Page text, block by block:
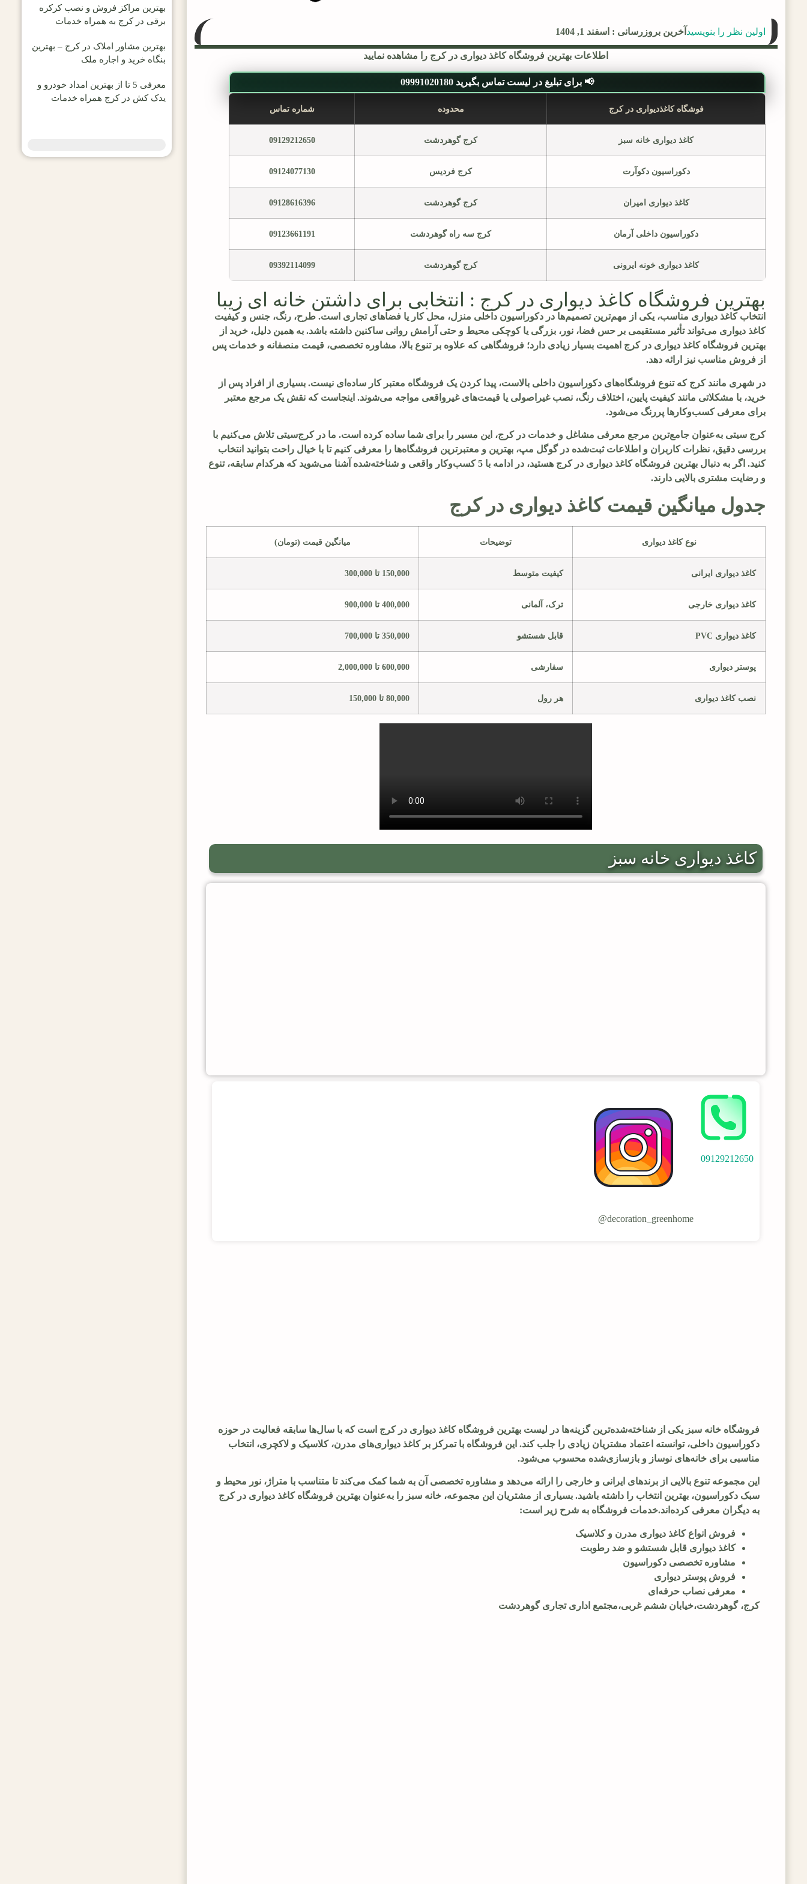
اولین نظر را بنویسید آخرین بروزرسانی : اسفند 1, 1404
اطلاعات بهترین فروشگاه کاغذ دیواری در کرج را مشاهده نمایید
📢 برای تبلیغ در لیست تماس بگیرید 09991020180
فوشگاه کاغذدیواری در کرج محدوده شماره تماس
کاغذ دیواری خانه سبز کرج گوهردشت 09129212650
دکوراسیون دکوآرت کرج فردیس 09124077130
کاغذ دیواری امیران کرج گوهردشت 09128616396
دکوراسیون داخلی آرمان کرج سه راه گوهردشت 09123661191
کاغذ دیواری خونه ایرونی کرج گوهردشت 09392114099
بهترین فروشگاه کاغذ دیواری در کرج : انتخابی برای داشتن خانه ای زیبا
انتخاب کاغذ دیواری مناسب، یکی از مهم‌ترین تصمیم‌ها در دکوراسیون داخلی منزل، محل کار یا فضاهای تجاری است. طرح، رنگ، جنس و کیفیت
کاغذ دیواری می‌تواند تأثیر مستقیمی بر حس فضا، نور، بزرگی یا کوچکی محیط و حتی آرامش روانی ساکنین داشته باشد. به همین دلیل، خرید از
بهترین فروشگاه کاغذ دیواری در کرج اهمیت بسیار زیادی دارد؛ فروشگاهی که علاوه بر تنوع بالا، مشاوره تخصصی، قیمت منصفانه و خدمات پس
از فروش مناسب نیز ارائه دهد.
در شهری مانند کرج که تنوع فروشگاه‌های دکوراسیون داخلی بالاست، پیدا کردن یک فروشگاه معتبر کار ساده‌ای نیست. بسیاری از افراد پس از
خرید، با مشکلاتی مانند کیفیت پایین، اختلاف رنگ، نصب غیراصولی یا قیمت‌های غیرواقعی مواجه می‌شوند. اینجاست که نقش یک مرجع معتبر
برای معرفی کسب‌وکارها پررنگ می‌شود.
کرج سیتی به‌عنوان جامع‌ترین مرجع معرفی مشاغل و خدمات در کرج، این مسیر را برای شما ساده کرده است. ما در کرج‌سیتی تلاش می‌کنیم با
بررسی دقیق، نظرات کاربران و اطلاعات ثبت‌شده در گوگل مپ، بهترین و معتبرترین فروشگاه‌ها را معرفی کنیم تا با خیال راحت بتوانید انتخاب
کنید. اگر به دنبال بهترین فروشگاه کاغذ دیواری در کرج هستید، در ادامه با 5 کسب‌وکار واقعی و شناخته‌شده آشنا می‌شوید که هرکدام سابقه، تنوع
و رضایت مشتری بالایی دارند.
جدول میانگین قیمت کاغذ دیواری در کرج
نوع کاغذ دیواری توضیحات میانگین قیمت (تومان)
کاغذ دیواری ایرانی کیفیت متوسط 150,000 تا 300,000
کاغذ دیواری خارجی ترک، آلمانی 400,000 تا 900,000
کاغذ دیواری PVC قابل شستشو 350,000 تا 700,000
پوستر دیواری سفارشی 600,000 تا 2,000,000
نصب کاغذ دیواری هر رول 80,000 تا 150,000
کاغذ دیواری خانه سبز
09129212650
decoration_greenhome@
فروشگاه خانه سبز یکی از شناخته‌شده‌ترین گزینه‌ها در لیست بهترین فروشگاه کاغذ دیواری در کرج است که با سال‌ها سابقه فعالیت در حوزه
دکوراسیون داخلی، توانسته اعتماد مشتریان زیادی را جلب کند. این فروشگاه با تمرکز بر کاغذ دیواری‌های مدرن، کلاسیک و لاکچری، انتخاب
مناسبی برای خانه‌های نوساز و بازسازی‌شده محسوب می‌شود.
این مجموعه تنوع بالایی از برندهای ایرانی و خارجی را ارائه می‌دهد و مشاوره تخصصی آن به شما کمک می‌کند تا متناسب با متراژ، نور محیط و
سبک دکوراسیون، بهترین انتخاب را داشته باشید. بسیاری از مشتریان این مجموعه، خانه سبز را به‌عنوان بهترین فروشگاه کاغذ دیواری در کرج
به دیگران معرفی کرده‌اند.خدمات فروشگاه به شرح زیر است:
فروش انواع کاغذ دیواری مدرن و کلاسیک
کاغذ دیواری قابل شستشو و ضد رطوبت
مشاوره تخصصی دکوراسیون
فروش پوستر دیواری
معرفی نصاب حرفه‌ای
کرج، گوهردشت،خیابان ششم غربی،مجتمع اداری تجاری گوهردشت
بهترین مراکز فروش و نصب کرکره
برقی در کرج به همراه خدمات
بهترین مشاور املاک در کرج – بهترین
بنگاه خرید و اجاره ملک
معرفی 5 تا از بهترین امداد خودرو و
یدک کش در کرج همراه خدمات